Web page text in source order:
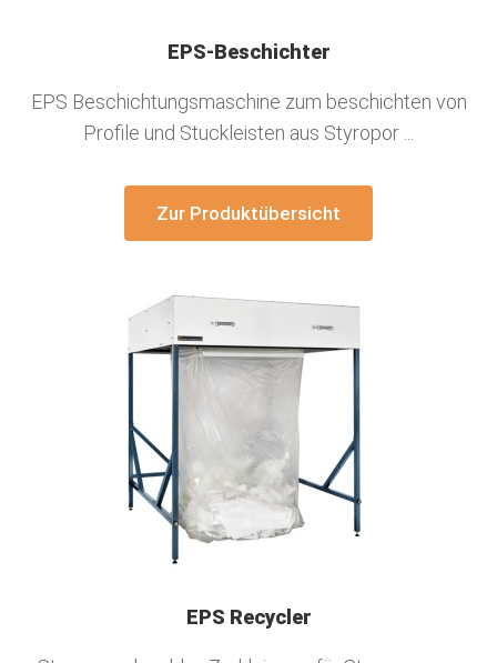
EPS-Beschichter
EPS Beschichtungsmaschine zum beschichten von
Profile und Stuckleisten aus Styropor ...
Zur Produktübersicht
EPS Recycler